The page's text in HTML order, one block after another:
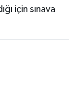
için sınava